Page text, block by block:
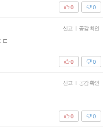
0
0
신고 | 공감 확인
0
0
신고 | 공감 확인
0
0